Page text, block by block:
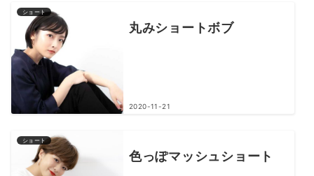
ショート
丸みショートボブ
2020-11-21
ショート
色っぽマッシュショート